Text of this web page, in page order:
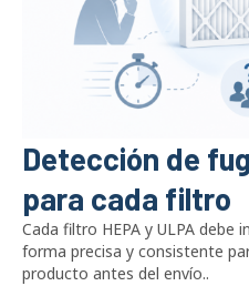
Detección de
para cada filtro
Cada filtro HEPA y ULPA debe
forma precisa y consistente
producto antes del envío..